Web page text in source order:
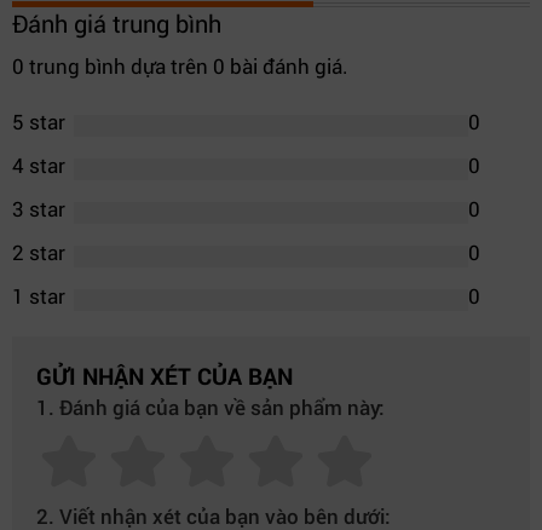
Đánh giá trung bình
0 trung bình dựa trên 0 bài đánh giá.
5 star
0
4 star
0
3 star
0
2 star
0
1 star
0
GỬI NHẬN XÉT CỦA BẠN
1. Đánh giá của bạn về sản phẩm này:
2. Viết nhận xét của bạn vào bên dưới: